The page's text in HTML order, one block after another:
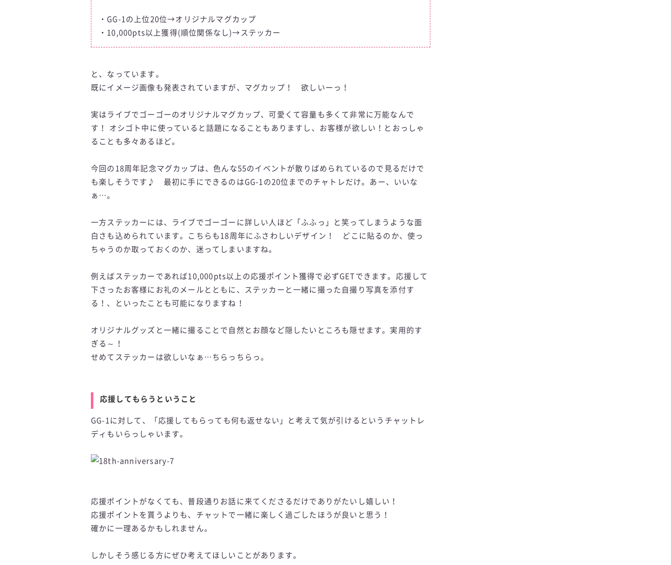
・GG-1の上位20位→オリジナルマグカップ
・10,000pts以上獲得(順位関係なし)→ステッカー
と、なっています。
既にイメージ画像も発表されていますが、マグカップ！ 欲しいーっ！
実はライブでゴーゴーのオリジナルマグカップ、可愛くて容量も多くて非常に万能なんで
す！ オシゴト中に使っていると話題になることもありますし、お客様が欲しい！とおっしゃ
ることも多々あるほど。
今回の18周年記念マグカップは、色んな55のイベントが散りばめられているので見るだけで
も楽しそうです♪ 最初に手にできるのはGG-1の20位までのチャトレだけ。あー、いいな
ぁ…。
一方ステッカーには、ライブでゴーゴーに詳しい人ほど「ふふっ」と笑ってしまうような面
白さも込められています。こちらも18周年にふさわしいデザイン！ どこに貼るのか、使っ
ちゃうのか取っておくのか、迷ってしまいますね。
例えばステッカーであれば10,000pts以上の応援ポイント獲得で必ずGETできます。応援して
下さったお客様にお礼のメールとともに、ステッカーと一緒に撮った自撮り写真を添付す
る！、といったことも可能になりますね！
オリジナルグッズと一緒に撮ることで自然とお顔など隠したいところも隠せます。実用的す
ぎる～！
せめてステッカーは欲しいなぁ…ちらっちらっ。
応援してもらうということ
GG-1に対して、「応援してもらっても何も返せない」と考えて気が引けるというチャットレ
ディもいらっしゃいます。
応援ポイントがなくても、普段通りお話に来てくださるだけでありがたいし嬉しい！
応援ポイントを貰うよりも、チャットで一緒に楽しく過ごしたほうが良いと思う！
確かに一理あるかもしれません。
しかしそう感じる方にぜひ考えてほしいことがあります。